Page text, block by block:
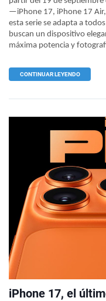
—iPhone 17, iPhone 17
esta serie se adapta a
buscan un dispositivo
máxima potencia y
CONTINUAR LEYENDO
iPhone 17, el